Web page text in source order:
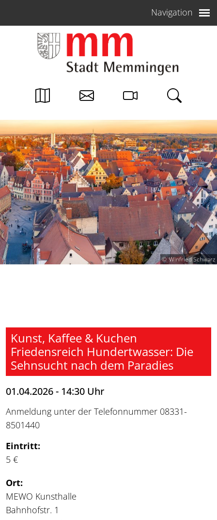
Navigation
Winfried Schwarz
Kunst, Kaffee & Kuchen
Friedensreich Hundertwasser: Die
Sehnsucht nach dem Paradies
01.04.2026 - 14:30 Uhr
Anmeldung unter der Telefonnummer 08331-
8501440
Eintritt:
5 €
Ort:
MEWO Kunsthalle
Bahnhofstr. 1